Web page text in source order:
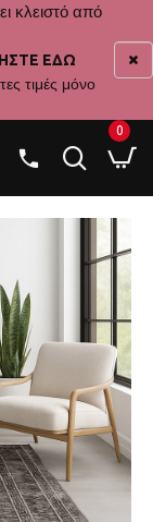
κλειστό από
ΕΔΩ
τιμές μόνο
0